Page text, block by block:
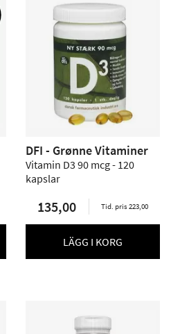
DFI - Grønne Vitaminer
Vitamin D3 90 mcg - 120
kapslar
135,00 Tid. pris 223,00
LÄGG I KORG